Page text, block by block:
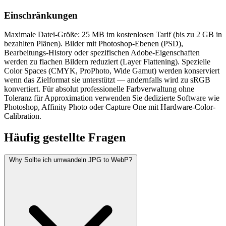
Einschränkungen
Maximale Datei-Größe: 25 MB im kostenlosen Tarif (bis zu 2 GB in
bezahlten Plänen). Bilder mit Photoshop-Ebenen (PSD),
Bearbeitungs-History oder spezifischen Adobe-Eigenschaften
werden zu flachen Bildern reduziert (Layer Flattening). Spezielle
Color Spaces (CMYK, ProPhoto, Wide Gamut) werden konserviert
wenn das Zielformat sie unterstützt — andernfalls wird zu sRGB
konvertiert. Für absolut professionelle Farbverwaltung ohne
Toleranz für Approximation verwenden Sie dedizierte Software wie
Photoshop, Affinity Photo oder Capture One mit Hardware-Color-
Calibration.
Häufig gestellte Fragen
Why Sollte ich umwandeln JPG to WebP?